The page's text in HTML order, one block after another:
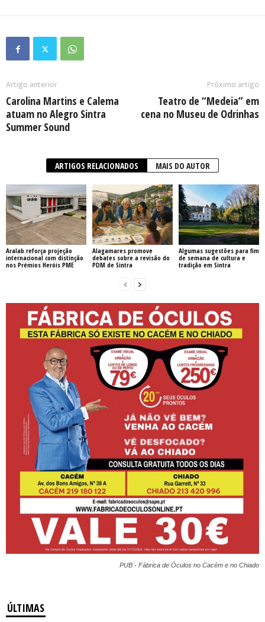
Artigo anterior
Carolina Martins e Calema
atuam no Alegro Sintra
Summer Sound
Próximo artigo
Teatro de “Medeia” em
cena no Museu de Odrinhas
ARTIGOS RELACIONADOS MAIS DO AUTOR
Aralab reforça projeção
internacional com distinção
nos Prémios Heróis PME
Alagamares promove
debates sobre a revisão do
PDM de Sintra
Algumas sugestões para fim
de semana de cultura e
tradição em Sintra
PUB - Fábrica de Óculos no Cacém e no Chiado
ÚLTIMAS